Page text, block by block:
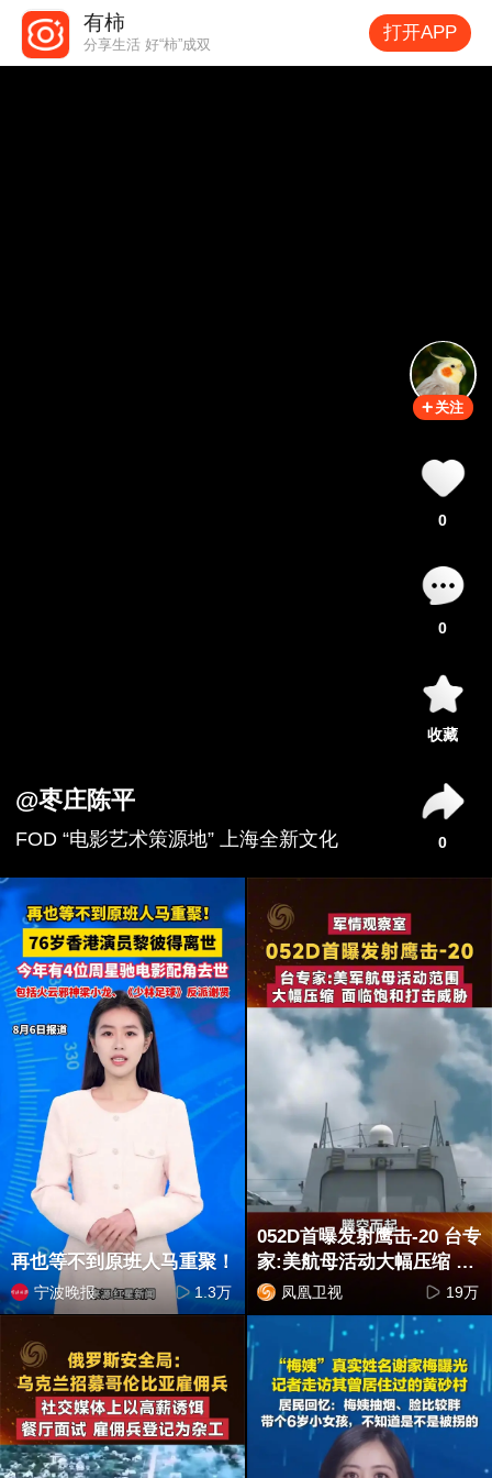
有柿
分享生活 好“柿”成双
打开APP
关注
0
0
收藏
0
@枣庄陈平
FOD “电影艺术策源地” 上海全新文化
再也等不到原班人马重聚！
宁波晚报 1.3万
052D首曝发射鹰击-20 台专
家:美航母活动大幅压缩 面
临饱和打击
凤凰卫视 19万
0转发